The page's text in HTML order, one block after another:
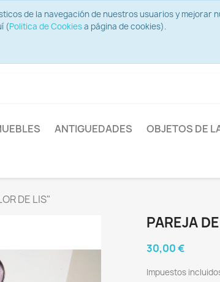
de la navegación de nuestros usuarios y mejorar
(Politica de Cookiesa página de cookies).
ANTIGUEDADES OBJETOS DE
DE LIS"
PAREJA
30,00 €
Impuestos